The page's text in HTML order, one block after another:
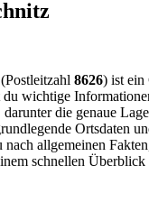
(Postleitzahl 8626) ist ein
du wichtige
darunter die genaue
Ortsdaten
allgemeinen
schnellen Überblick